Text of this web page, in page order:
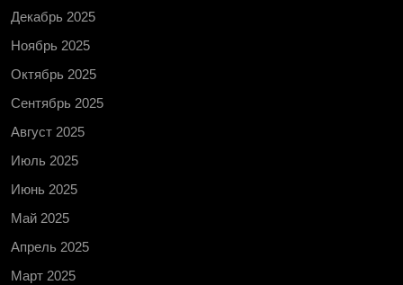
Декабрь 2025
Ноябрь 2025
Октябрь 2025
Сентябрь 2025
Август 2025
Июль 2025
Июнь 2025
Май 2025
Апрель 2025
Март 2025